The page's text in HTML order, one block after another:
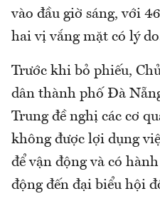
vào đầu giờ sáng, với
hai vị vắng mặt có lý
Trước khi bỏ phiếu,
dân thành phố Đà
Trung đề nghị các cơ
không được lợi dụng
để vận động và có
động đến đại biểu hội